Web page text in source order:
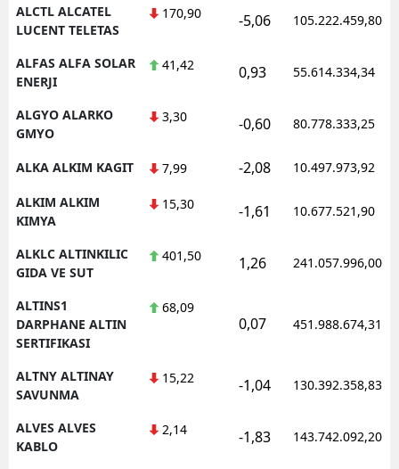
ALCTL ALCATEL
LUCENT TELETAS
170,90 -5,06 105.222.459,80
ALFAS ALFA SOLAR
ENERJI
41,42 0,93 55.614.334,34
ALGYO ALARKO
GMYO
3,30 -0,60 80.778.333,25
ALKA ALKIM KAGIT 7,99 -2,08 10.497.973,92
ALKIM ALKIM
KIMYA
15,30 -1,61 10.677.521,90
ALKLC ALTINKILIC
GIDA VE SUT
401,50 1,26 241.057.996,00
ALTINS1
DARPHANE ALTIN
SERTIFIKASI
68,09
0,07 451.988.674,31
ALTNY ALTINAY
SAVUNMA
15,22 -1,04 130.392.358,83
ALVES ALVES
KABLO
2,14 -1,83 143.742.092,20